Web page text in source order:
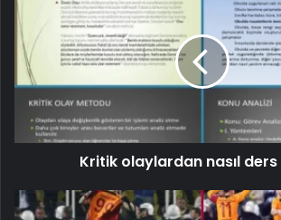
Kritik olaylardan nasıl ders